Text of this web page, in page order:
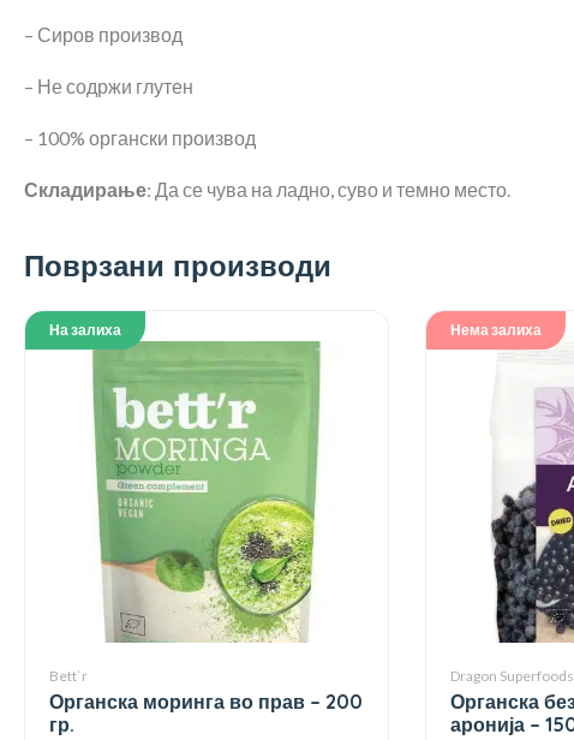
– Сиров производ
– Не содржи глутен
– 100% органски производ
Складирање: Да се ​​чува на ладно, суво и темно место.
Поврзани производи
На залиха
Bett`r
Органска моринга во прав – 200
гр.
Нема залиха
Dragon Superfoods
Органска
аронија –